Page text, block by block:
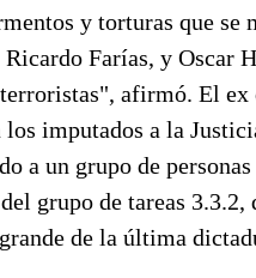
y torturas que se
Farías, y Oscar
afirmó. El
los imputados a la
a un grupo de
grupo de tareas 3.3.2,
de la última